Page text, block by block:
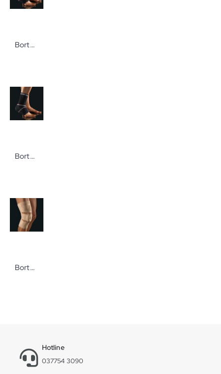
Bort BORT Select TaloStabil Gr. S links schwarz Knöchelbandage zur Unterstützung der Haltefunktion der Bänder
Bort BORT Select TaloStabil Gr. XL links schwarz Knöchelbandage zur Unterstützung der Haltefunktion der Bänder
Bort BORT Select StabiloGen Gr. L Plus schwarz Hochwertige Kniebandage zur Weichteilkompression
Hotline
037754 3090